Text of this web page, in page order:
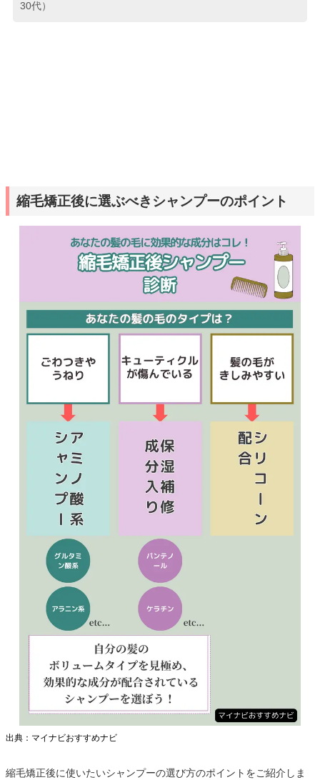
30代）
縮毛矯正後に選ぶべきシャンプーのポイント
出典：マイナビおすすめナビ
縮毛矯正後に使いたいシャンプーの選び方のポイントをご紹介しま